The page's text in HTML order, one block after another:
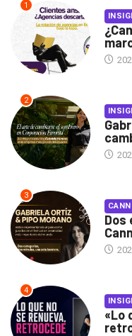
1
2
3
Dos
4
«Lo